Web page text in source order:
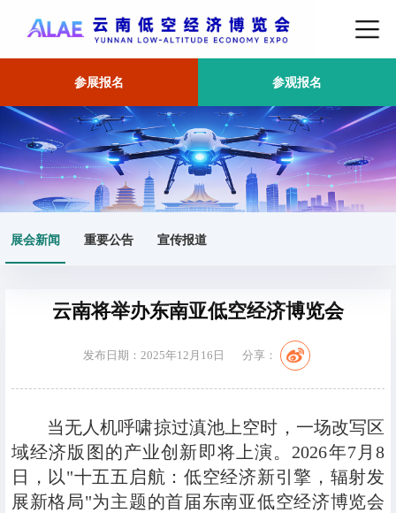
参展报名 参观报名
展会新闻 重要公告 宣传报道
首页 展会新闻 正文
云南将举办东南亚低空经济博览会
发布日期：2025年12月16日 分享：
当无人机呼啸掠过滇池上空时，一场改写区
域经济版图的产业创新即将上演。2026年7月8
日，以"十五五启航：低空经济新引擎，辐射发
展新格局"为主题的首届东南亚低空经济博览会